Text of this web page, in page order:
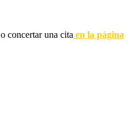
o concertar una cita en la página